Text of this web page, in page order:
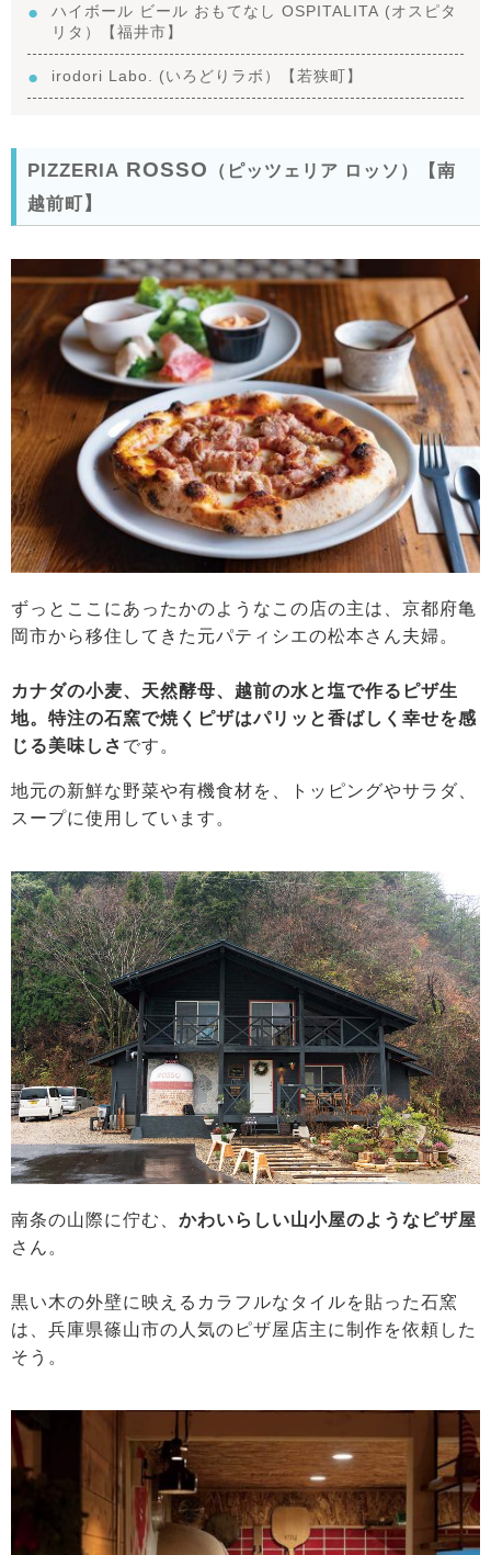
ハイボール ビール おもてなし OSPITALITA (オスピタ
リタ）【福井市】
irodori Labo. (いろどりラボ）【若狭町】
PIZZERIA ROSSO
（ピッツェリア ロッソ）【南
越前町 】
ずっとここにあったかのようなこの店の主は、京都府亀
岡市から移住してきた元パティシエの松本さん夫婦。
カナダの小麦、天然酵母、越前の水と塩で作るピザ生
地。特注の石窯で焼くピザはパリッと香ばしく幸せを感
じる美味しさ です。
地元の新鮮な野菜や有機食材を、トッピングやサラダ、
スープに使用しています。
南条の山際に佇む、 かわいらしい山小屋のようなピザ屋
さん。
黒い木の外壁に映えるカラフルなタイルを貼った石窯
は、兵庫県篠山市の人気のピザ屋店主に制作を依頼した
そう。